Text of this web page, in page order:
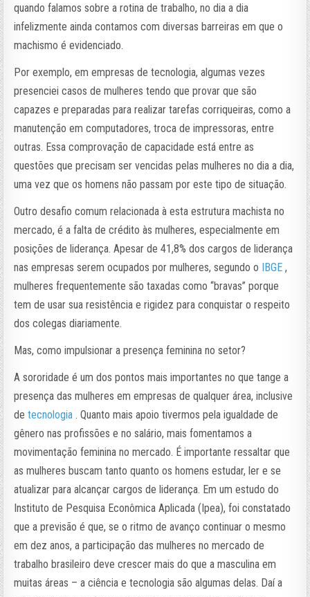
quando falamos sobre a rotina de trabalho, no dia a dia
infelizmente ainda contamos com diversas barreiras em que o
machismo é evidenciado.
Por exemplo, em empresas de tecnologia, algumas vezes
presenciei casos de mulheres tendo que provar que são
capazes e preparadas para realizar tarefas corriqueiras, como a
manutenção em computadores, troca de impressoras, entre
outras. Essa comprovação de capacidade está entre as
questões que precisam ser vencidas pelas mulheres no dia a dia,
uma vez que os homens não passam por este tipo de situação.
Outro desafio comum relacionada à esta estrutura machista no
mercado, é a falta de crédito às mulheres, especialmente em
posições de liderança. Apesar de 41,8% dos cargos de liderança
nas empresas serem ocupados por mulheres, segundo o IBGE,
mulheres frequentemente são taxadas como “bravas” porque
tem de usar sua resistência e rigidez para conquistar o respeito
dos colegas diariamente.
Mas, como impulsionar a presença feminina no setor?
A sororidade é um dos pontos mais importantes no que tange a
presença das mulheres em empresas de qualquer área, inclusive
detecnologia. Quanto mais apoio tivermos pela igualdade de
gênero nas profissões e no salário, mais fomentamos a
movimentação feminina no mercado. É importante ressaltar que
as mulheres buscam tanto quanto os homens estudar, ler e se
atualizar para alcançar cargos de liderança. Em um estudo do
Instituto de Pesquisa Econômica Aplicada (Ipea), foi constatado
que a previsão é que, se o ritmo de avanço continuar o mesmo
em dez anos, a participação das mulheres no mercado de
trabalho brasileiro deve crescer mais do que a masculina em
muitas áreas – a ciência e tecnologia são algumas delas. Daí a